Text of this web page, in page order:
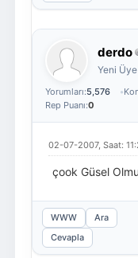
derdo
Yeni Üye
Yorumları:5,576
Rep Puanı:0
02-07-2007, Saat:
çook Güsel
WWW
Ara
Cevapla